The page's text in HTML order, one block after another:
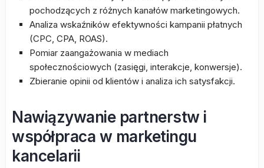
pochodzących z różnych kanałów marketingowych.
Analiza wskaźników efektywności kampanii płatnych
(CPC, CPA, ROAS).
Pomiar zaangażowania w mediach
społecznościowych (zasięgi, interakcje, konwersje).
Zbieranie opinii od klientów i analiza ich satysfakcji.
Nawiązywanie partnerstw i
współpraca w marketingu
kancelarii